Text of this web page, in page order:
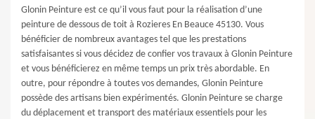
Glonin Peinture est ce qu’il vous faut pour la réalisation d’une
peinture de dessous de toit à Rozieres En Beauce 45130. Vous
bénéficier de nombreux avantages tel que les prestations
satisfaisantes si vous décidez de confier vos travaux à Glonin Peinture
et vous bénéficierez en même temps un prix très abordable. En
outre, pour répondre à toutes vos demandes, Glonin Peinture
possède des artisans bien expérimentés. Glonin Peinture se charge
du déplacement et transport des matériaux essentiels pour les